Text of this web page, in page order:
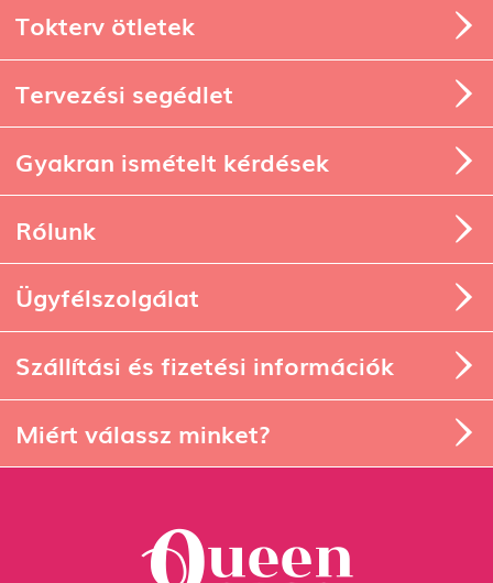
Tervezési segédlet
Gyakran ismételt kérdések
Rólunk
Ügyfélszolgálat
Szállítási és fizetési információk
Miért válassz minket?